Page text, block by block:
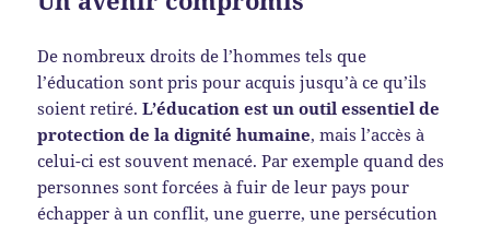
De nombreux droits de l’hommes tels que
l’éducation sont pris pour acquis jusqu’à ce qu’ils
soient retiré.L’éducation est un outil essentiel de
protection de la dignité humaine, mais l’accès à
celui-ci est souvent menacé. Par exemple quand des
personnes sont forcées à fuir de leur pays pour
échapper à un conflit, une guerre, une persécution